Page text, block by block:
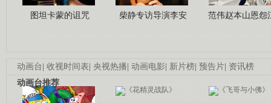
图坦卡蒙的诅咒 柴静专访导演李安 范伟赵本山恩怨
动画台| 收视时间表| 央视热播| 动画电影| 新片榜| 预告片| 资讯榜
动画台推荐